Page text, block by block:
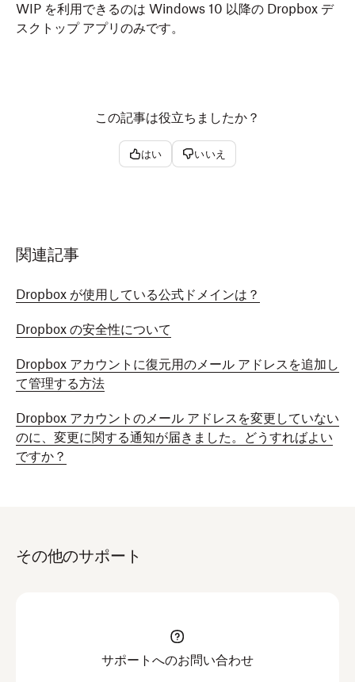
WIP を利用できるのは Windows 10 以降の Dropbox デ
スクトップ アプリのみです。
この記事は役立ちましたか？
はい いいえ
関連記事
Dropbox が使用している公式ドメインは？
Dropbox の安全性について
Dropbox アカウントに復元用のメール アドレスを追加し
て管理する方法
Dropbox アカウントのメール アドレスを変更していない
のに、変更に関する通知が届きました。どうすればよい
ですか？
その他のサポート
サポートへのお問い合わせ